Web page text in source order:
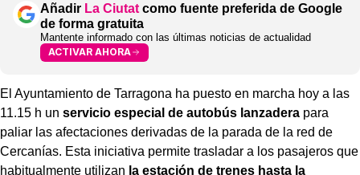
Añadir La Ciutat como fuente preferida de Google
de forma gratuita
Mantente informado con las últimas noticias de actualidad
ACTIVAR AHORA
El Ayuntamiento de Tarragona ha puesto en marcha hoy a las
11.15 h un servicio especial de autobús lanzadera para
paliar las afectaciones derivadas de la parada de la red de
Cercanías. Esta iniciativa permite trasladar a los pasajeros que
habitualmente utilizan la estación de trenes hasta la